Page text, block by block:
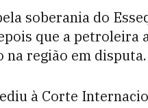
soberania do
que a petroleira
na região em disputa.
à Corte